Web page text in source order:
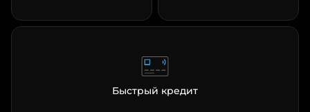
Быстрый кредит